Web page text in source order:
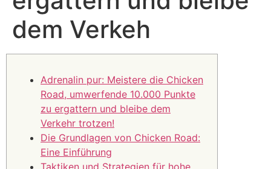
dem Verkeh
Adrenalin pur: Meistere die Chicken
Road, umwerfende 10.000 Punkte
zu ergattern und bleibe dem
Verkehr trotzen!
Die Grundlagen von Chicken Road:
Eine Einführung